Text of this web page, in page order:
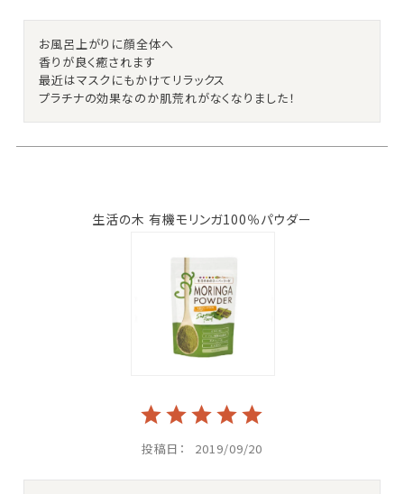
お風呂上がりに顔全体へ
香りが良く癒されます
最近はマスクにもかけてリラックス
プラチナの効果なのか肌荒れがなくなりました！
生活の木 有機モリンガ100％パウダー
投稿日 2019/09/20